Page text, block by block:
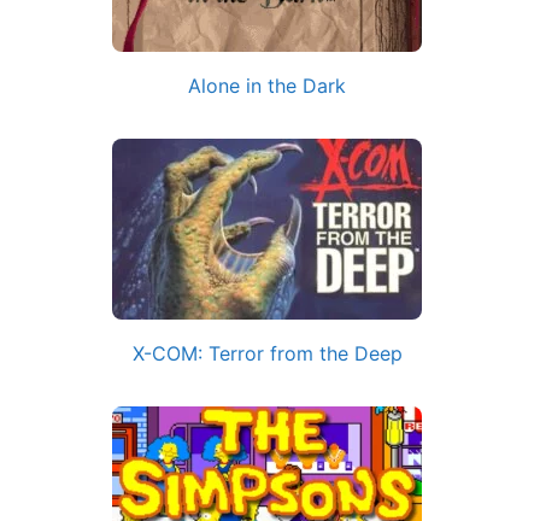
Alone in the Dark
X-COM: Terror from the Deep